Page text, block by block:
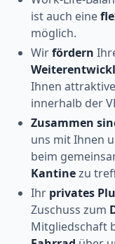
ist auch eine
möglich.
Wirfördern
Ihnen
innerhalb der
Zusammen
uns mit Ihnen
beim
Kantinezu
Ihr privates
Zuschuss zum
Mitgliedschaft